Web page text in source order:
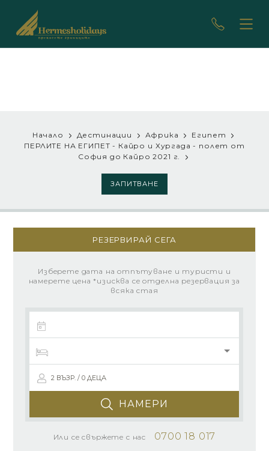
Начало Дестинации Африка
Египет
ПЕРЛИТЕ НА ЕГИПЕТ - Кайро и Хургада - полет от
София до Кайро 2021 г.
ЗАПИТВАНЕ
РЕЗЕРВИРАЙ СЕГА
Изберете дата на отпътуване и туристи и
намерете цена *изисква се отделна резервация за
всяка стая
2 ВЪЗР. / 0 ДЕЦА
НАМЕРИ
Или се свържете с нас 0700 18 017